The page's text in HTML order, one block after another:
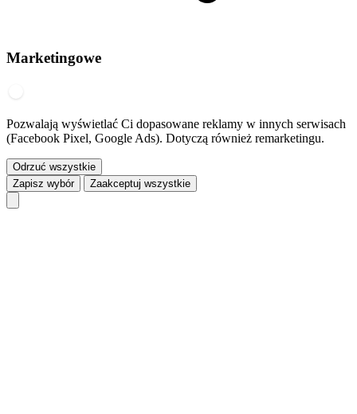
Marketingowe
Pozwalają wyświetlać Ci dopasowane reklamy w innych serwisach
(Facebook Pixel, Google Ads). Dotyczą również remarketingu.
Odrzuć wszystkie
Zapisz wybór
Zaakceptuj wszystkie